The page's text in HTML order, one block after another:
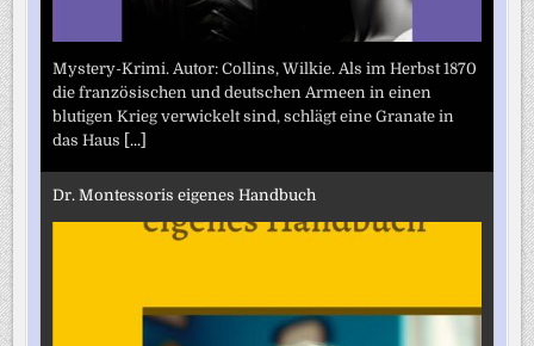
Mystery-Krimi. Autor: Collins, Wilkie. Als im Herbst 1870
die französischen und deutschen Armeen in einen
blutigen Krieg verwickelt sind, schlägt eine Granate in
das Haus [...]
Dr. Montessoris eigenes Handbuch